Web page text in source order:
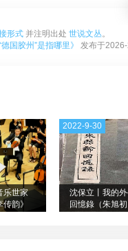
形式 并注明出处 世说文丛。
德国胶州”是指哪里》 发布于
乐世家
韵》
沈保立丨我的
回憶錄（朱旭初
2022-9-30